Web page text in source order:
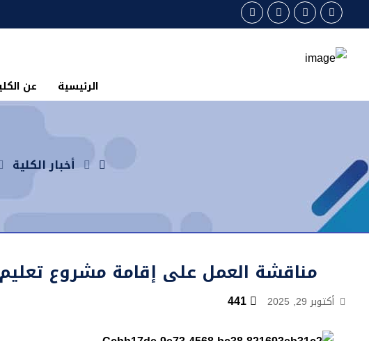
الرئيسية عن
أخبار الكلية
مناقشة العمل على إقامة مشروع تعليم
أكتوبر 29, 2025